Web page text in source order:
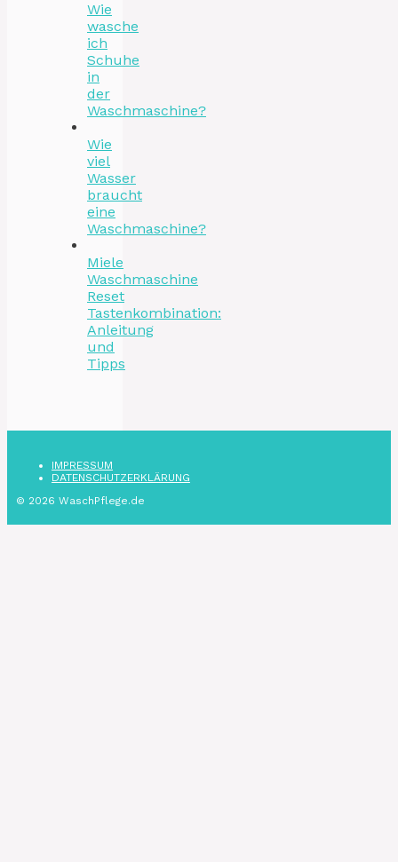
Wie
wasche
ich
Schuhe
in
der
Waschmaschine?
Wie
viel
Wasser
braucht
eine
Waschmaschine?
Miele
Waschmaschine
Reset
Tastenkombination:
Anleitung
und
Tipps
IMPRESSUM
DATENSCHUTZ­ERKLÄRUNG
© 2026 WaschPflege.de